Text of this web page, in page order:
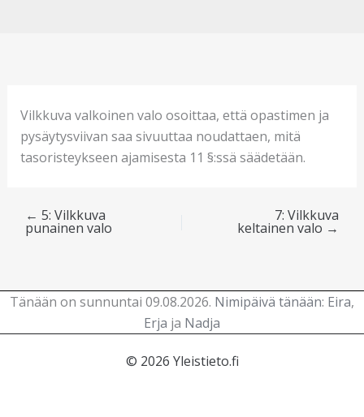
Vilkkuva valkoinen valo osoittaa, että opastimen ja
pysäytysviivan saa sivuuttaa noudattaen, mitä
tasoristeykseen ajamisesta 11 §:ssä säädetään.
← 5: Vilkkuva
punainen valo
7: Vilkkuva
keltainen valo →
Tänään on sunnuntai 09.08.2026. Nimipäivä tänään: Eira,
Erja ja Nadja
© 2026 Yleistieto.fi